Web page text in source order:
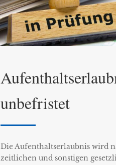
unbefristet
Die Aufenthaltserlaubnis wird
zeitlichen und sonstigen